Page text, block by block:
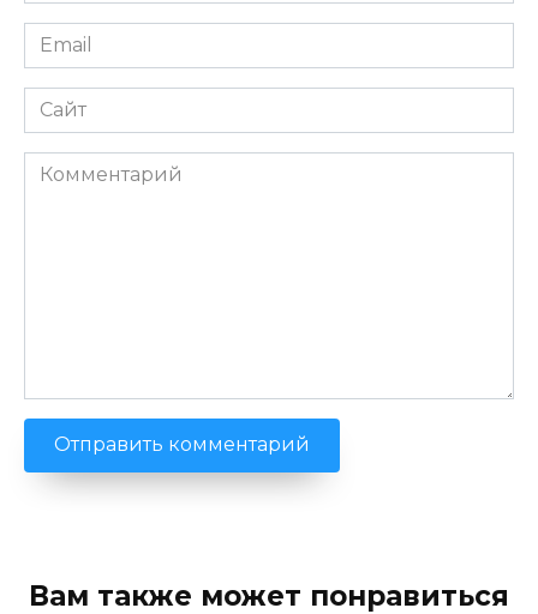
Email
*
Сайт
Комментарий
Вам также может понравиться